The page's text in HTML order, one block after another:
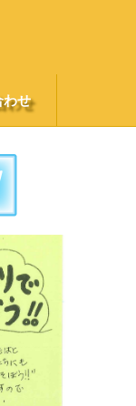
わせ